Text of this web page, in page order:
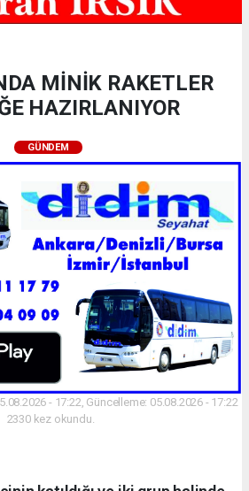
MİNİK RAKETLER
HAZIRLANIYOR
GÜNDEM
- 17:22, Güncelleme: 05.08.2026 - 17:22
2330 kez okundu.